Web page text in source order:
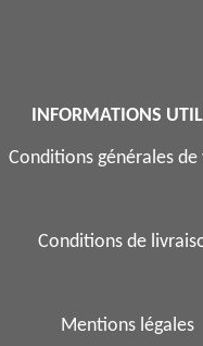
INFORMATIONS
Conditions générales de
Conditions de
Mentions légales